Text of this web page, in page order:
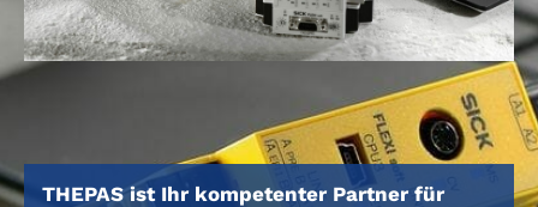
THEPAS ist Ihr kompetenter Partner für